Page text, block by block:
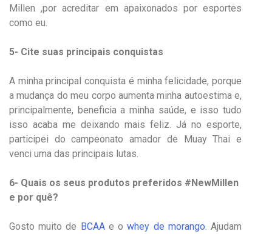
Millen ,por acreditar em apaixonados por esportes
como eu.
5- Cite suas principais conquistas
A minha principal conquista é minha felicidade, porque
a mudança do meu corpo aumenta minha autoestima e,
principalmente, beneficia a minha saúde, e isso tudo
isso acaba me deixando mais feliz. Já no esporte,
participei do campeonato amador de Muay Thai e
venci uma das principais lutas.
6- Quais os seus produtos preferidos #NewMillen
e por quê?
Gosto muito de BCAAe owhey de morango . Ajudam